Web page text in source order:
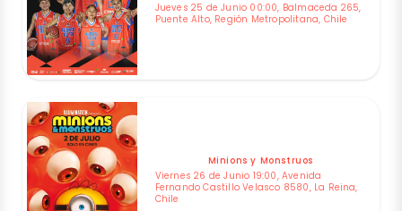
Jueves 25 de Junio 00:00, Balmaceda 265,
Puente Alto, Región Metropolitana, Chile
Minions y Monstruos
Viernes 26 de Junio 19:00, Avenida
Fernando Castillo Velasco 8580, La Reina,
Chile